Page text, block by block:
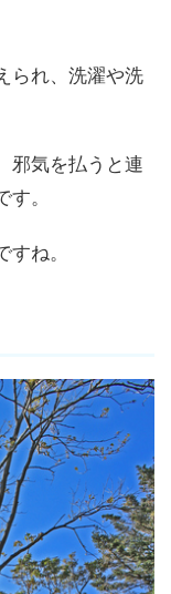
られ、洗濯や洗
邪気を払うと連
。
ね。